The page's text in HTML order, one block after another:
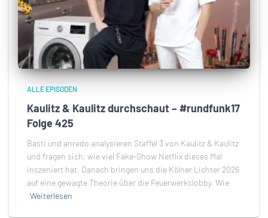
ALLE EPISODEN
Kaulitz & Kaulitz durchschaut – #rundfunk17
Folge 425
Basti und anredo analysieren Staffel 3 von Kaulitz & Kaulitz
und fragen sich, wie viel Fake-Show Netflix dieses Mal
inszeniert hat. Danach bringen uns die Kölner Lichter 2026
auf eine gewagte Theorie über die Feuerwerkslobby. Wie
Weiterlesen